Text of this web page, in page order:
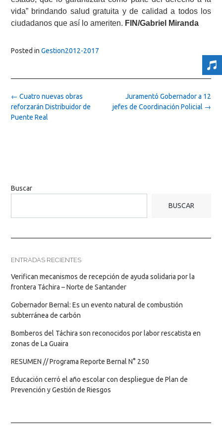
vida” brindando salud gratuita y de calidad a todos los
ciudadanos que así lo ameriten. FIN/Gabriel Miranda
Posted in Gestion2012-2017
Post
navigation
Juramentó Gobernador a 12
jefes de Coordinación Policial →
← Cuatro nuevas obras
reforzarán Distribuidor de
Puente Real
Buscar
BUSCAR
ENTRADAS RECIENTES
Verifican mecanismos de recepción de ayuda solidaria por la
frontera Táchira – Norte de Santander
Gobernador Bernal: Es un evento natural de combustión
subterránea de carbón
Bomberos del Táchira son reconocidos por labor rescatista en
zonas de La Guaira
RESUMEN // Programa Reporte Bernal N° 250
Educación cerró el año escolar con despliegue de Plan de
Prevención y Gestión de Riesgos